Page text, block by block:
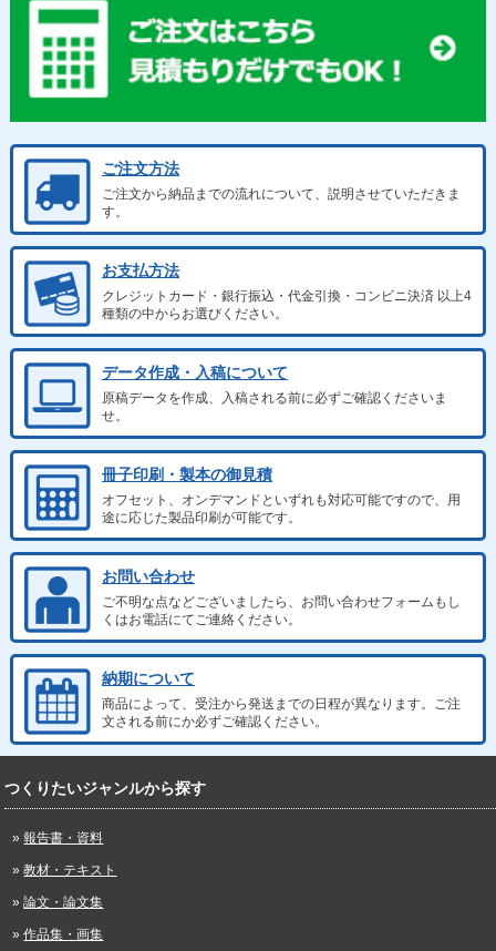
ご注文方法
ご注文から納品までの流れについて、説明させていただきま
す。
お支払方法
クレジットカード・銀行振込・代金引換・コンビニ決済 以上4
種類の中からお選びください。
データ作成・入稿について
原稿データを作成、入稿される前に必ずご確認くださいま
せ。
冊子印刷・製本の御見積
オフセット、オンデマンドといずれも対応可能ですので、用
途に応じた製品印刷が可能です。
お問い合わせ
ご不明な点などございましたら、お問い合わせフォームもし
くはお電話にてご連絡ください。
納期について
商品によって、受注から発送までの日程が異なります。ご注
文される前にか必ずご確認ください。
つくりたいジャンルから探す
報告書・資料
教材・テキスト
論文・論文集
作品集・画集